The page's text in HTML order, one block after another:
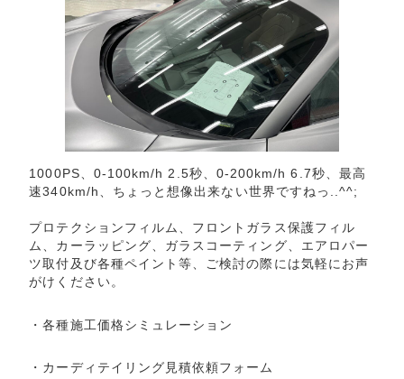
1000PS、0-100km/h 2.5秒、0-200km/h 6.7秒、最高
速340km/h、ちょっと想像出来ない世界ですねっ..^^;
プロテクションフィルム、フロントガラス保護フィル
ム、カーラッピング、ガラスコーティング、エアロパー
ツ取付及び各種ペイント等、ご検討の際には気軽にお声
がけください。
・各種施工価格シミュレーション
・ カーディテイリング見積依頼フォーム